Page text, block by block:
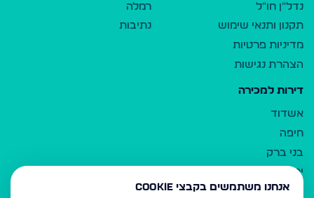
נדל"ן חו"ל
תקנון ותנאי שימוש
מדיניות פרטיות
הצהרת נגישות
רמלה
נתיבות
דירות למכירה
אשדוד
חיפה
בני ברק
ירושלים
אלעד
אנחנו משתמשים בקבצי Cookie